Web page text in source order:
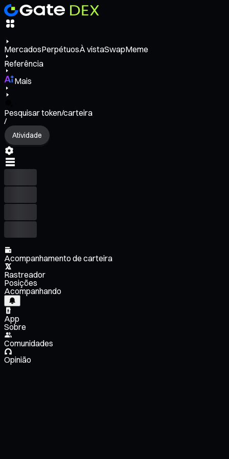
MercadosPerpétuosÀ vistaSwapMeme
Referência
Mais
Pesquisar token/carteira
/
Atividade
Acompanhamento de carteira
Rastreador
Posições
Acompanhando
App
Sobre
Comunidades
Opinião